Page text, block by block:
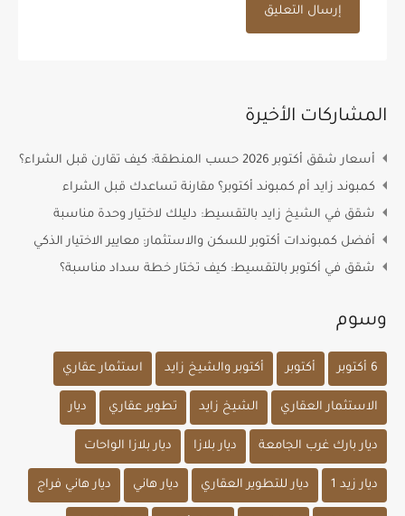
المشاركات الأخيرة
أسعار شقق أكتوبر 2026 حسب المنطقة: كيف تقارن قبل الشراء؟
كمبوند زايد أم كمبوند أكتوبر؟ مقارنة تساعدك قبل الشراء
شقق في الشيخ زايد بالتقسيط: دليلك لاختيار وحدة مناسبة
أفضل كمبوندات أكتوبر للسكن والاستثمار: معايير الاختيار الذكي
شقق في أكتوبر بالتقسيط: كيف تختار خطة سداد مناسبة؟
وسوم
6 أكتوبر أكتوبر أكتوبر والشيخ زايد استثمار عقاري
الاستثمار العقاري الشيخ زايد تطوير عقاري ديار
ديار بارك غرب الجامعة ديار بلازا ديار بلازا الواحات
ديار زيد 1 ديار للتطوير العقاري ديار هاني ديار هاني فراج